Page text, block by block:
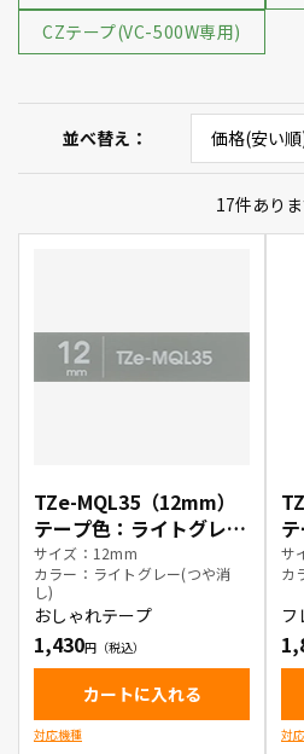
CZテープ(VC-500W専用)
並べ替え
17件あり
TZe-MQL35（12mm）
テープ色：ライトグレー
(つや消し) / 白文字
サイズ：12mm
カラー：ライトグレー(つや消
し)
おしゃれテープ
1,430
カートに入れる
対応機種
サ
カ
対